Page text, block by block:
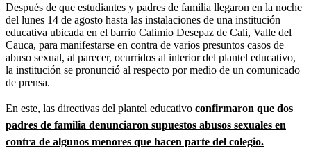
Después de que estudiantes y padres de familia llegaron en la noche
del lunes 14 de agosto hasta las instalaciones de una institución
educativa ubicada en el barrio Calimio Desepaz de Cali, Valle del
Cauca, para manifestarse en contra de varios presuntos casos de
abuso sexual, al parecer, ocurridos al interior del plantel educativo,
la institución se pronunció al respecto por medio de un comunicado
de prensa.
En este, las directivas del plantel educativo confirmaron que dos
padres de familia denunciaron supuestos abusos sexuales en
contra de algunos menores que hacen parte del colegio.